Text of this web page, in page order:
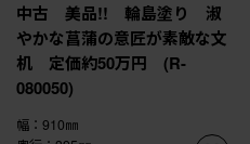
中古 美品!! 輪島塗り 淑
やかな菖蒲の意匠が素敵な文
机 定価約50万円 (R-
080050)
幅：910㎜